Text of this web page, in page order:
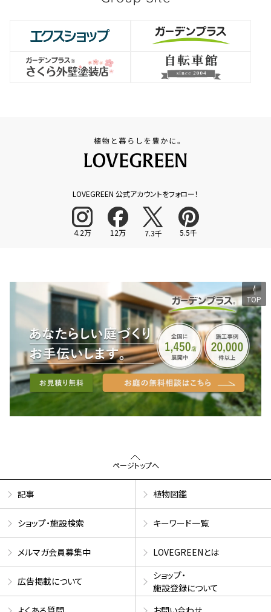
LOVEGREEN 公式アカウントをフォロー！
4.2万 12万 7.3千 5.5千
TOP
ページトップへ
記事 植物図鑑
ショップ・施設検索 キーワード一覧
メルマガ会員募集中 LOVEGREENとは
広告掲載について
ショップ・
施設登録について